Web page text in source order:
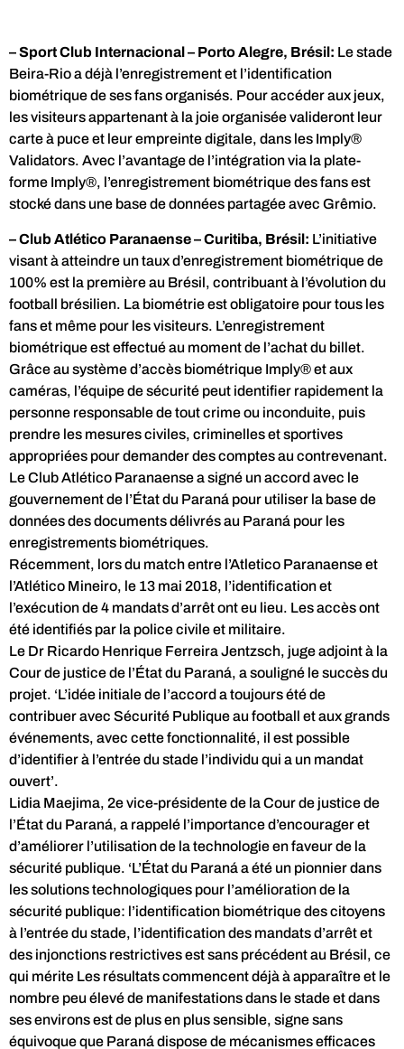
– Sport Club Internacional – Porto Alegre, Brésil: Le stade
Beira-Rio a déjà l’enregistrement et l’identification
biométrique de ses fans organisés. Pour accéder aux jeux,
les visiteurs appartenant à la joie organisée valideront leur
carte à puce et leur empreinte digitale, dans les Imply®
Validators. Avec l’avantage de l’intégration via la plate-
forme Imply®, l’enregistrement biométrique des fans est
stocké dans une base de données partagée avec Grêmio.
– Club Atlético Paranaense – Curitiba, Brésil: L’initiative
visant à atteindre un taux d’enregistrement biométrique de
100% est la première au Brésil, contribuant à l’évolution du
football brésilien. La biométrie est obligatoire pour tous les
fans et même pour les visiteurs. L’enregistrement
biométrique est effectué au moment de l’achat du billet.
Grâce au système d’accès biométrique Imply® et aux
caméras, l’équipe de sécurité peut identifier rapidement la
personne responsable de tout crime ou inconduite, puis
prendre les mesures civiles, criminelles et sportives
appropriées pour demander des comptes au contrevenant.
Le Club Atlético Paranaense a signé un accord avec le
gouvernement de l’État du Paraná pour utiliser la base de
données des documents délivrés au Paraná pour les
enregistrements biométriques.
Récemment, lors du match entre l’Atletico Paranaense et
l’Atlético Mineiro, le 13 mai 2018, l’identification et
l’exécution de 4 mandats d’arrêt ont eu lieu. Les accès ont
été identifiés par la police civile et militaire.
Le Dr Ricardo Henrique Ferreira Jentzsch, juge adjoint à la
Cour de justice de l’État du Paraná, a souligné le succès du
projet. ‘L’idée initiale de l’accord a toujours été de
contribuer avec Sécurité Publique au football et aux grands
événements, avec cette fonctionnalité, il est possible
d’identifier à l’entrée du stade l’individu qui a un mandat
ouvert’.
Lidia Maejima, 2e vice-présidente de la Cour de justice de
l’État du Paraná, a rappelé l’importance d’encourager et
d’améliorer l’utilisation de la technologie en faveur de la
sécurité publique. ‘L’État du Paraná a été un pionnier dans
les solutions technologiques pour l’amélioration de la
sécurité publique: l’identification biométrique des citoyens
à l’entrée du stade, l’identification des mandats d’arrêt et
des injonctions restrictives est sans précédent au Brésil, ce
qui mérite Les résultats commencent déjà à apparaître et le
nombre peu élevé de manifestations dans le stade et dans
ses environs est de plus en plus sensible, signe sans
équivoque que Paraná dispose de mécanismes efficaces